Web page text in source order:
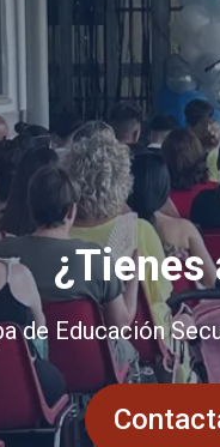
¿Tienes
de Educación